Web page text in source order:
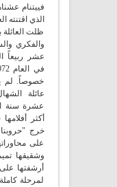
فييتنام
الذي اقتنته
ظلت العائلة
والفكري
عشر ربيعاً
خصوصاً. لم
عائلة
عشرة سنة
أكثر
خرج "حروبنا
على
وشقيقها
أرشفتها
لمرحلة